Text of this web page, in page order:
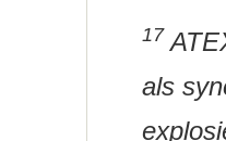
17
als